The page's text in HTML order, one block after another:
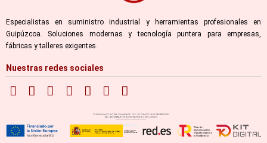
Especialistas en suministro industrial y herramientas profesionales en
Guipúzcoa. Soluciones modernas y tecnología puntera para empresas,
fábricas y talleres exigentes.
Nuestras redes sociales